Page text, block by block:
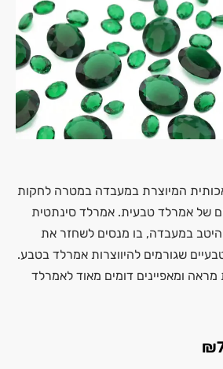
המיוצרת במעבדה במטרה לחקות
של אמרלד טבעית. אמרלד סינתטית
במעבדה, בו מנסים לשחזר את
שגורמים להיווצרות אמרלד בטבע.
ומאפיינים דומים מאוד לאמרלד
₪